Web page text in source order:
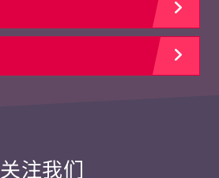
关注我们